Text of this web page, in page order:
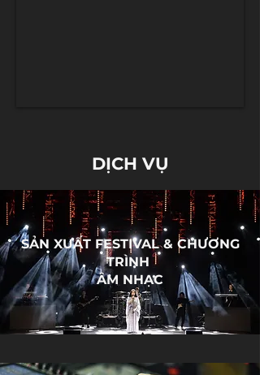
DỊCH VỤ
Learn more
SẢN XUẤT FESTIVAL & CHƯƠNG
TRÌNH
ÂM NHẠC